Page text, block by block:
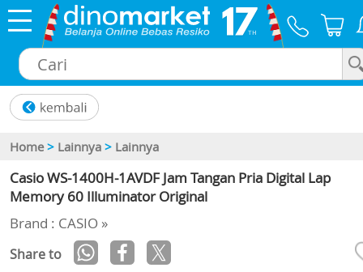
Home > Lainnya > Lainnya
Casio WS-1400H-1AVDF Jam Tangan Pria Digital Lap
Memory 60 Illuminator Original
Brand : CASIO »
Share to